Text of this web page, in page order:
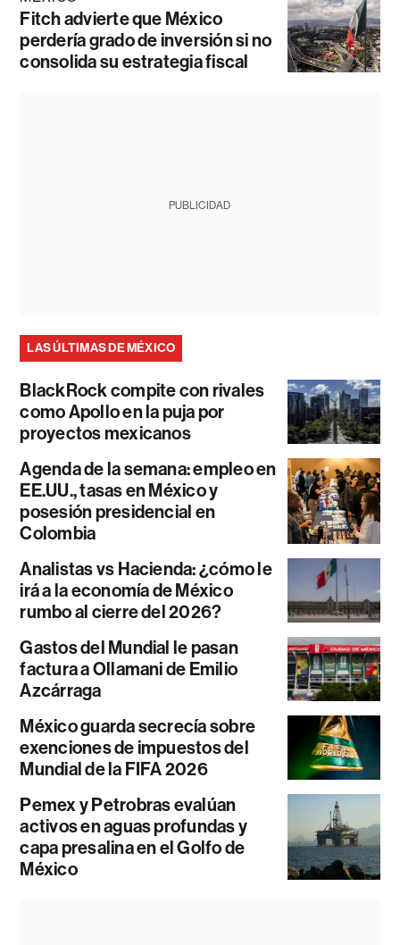
Fitch advierte que México
perdería grado de inversión si no
consolida su estrategia fiscal
PUBLICIDAD
LAS ÚLTIMAS DE MÉXICO
BlackRock compite con rivales
como Apollo en la puja por
proyectos mexicanos
Agenda de la semana: empleo en
EE.UU., tasas en México y
posesión presidencial en
Colombia
Analistas vs Hacienda: ¿cómo le
irá a la economía de México
rumbo al cierre del 2026?
Gastos del Mundial le pasan
factura a Ollamani de Emilio
Azcárraga
México guarda secrecía sobre
exenciones de impuestos del
Mundial de la FIFA 2026
Pemex y Petrobras evalúan
activos en aguas profundas y
capa presalina en el Golfo de
México